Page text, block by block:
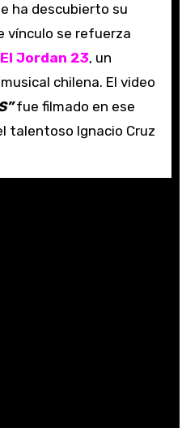
ha descubierto su
vínculo se refuerza
El Jordan 23, un
chilena. El video
fue filmado en ese
talentoso Ignacio Cruz